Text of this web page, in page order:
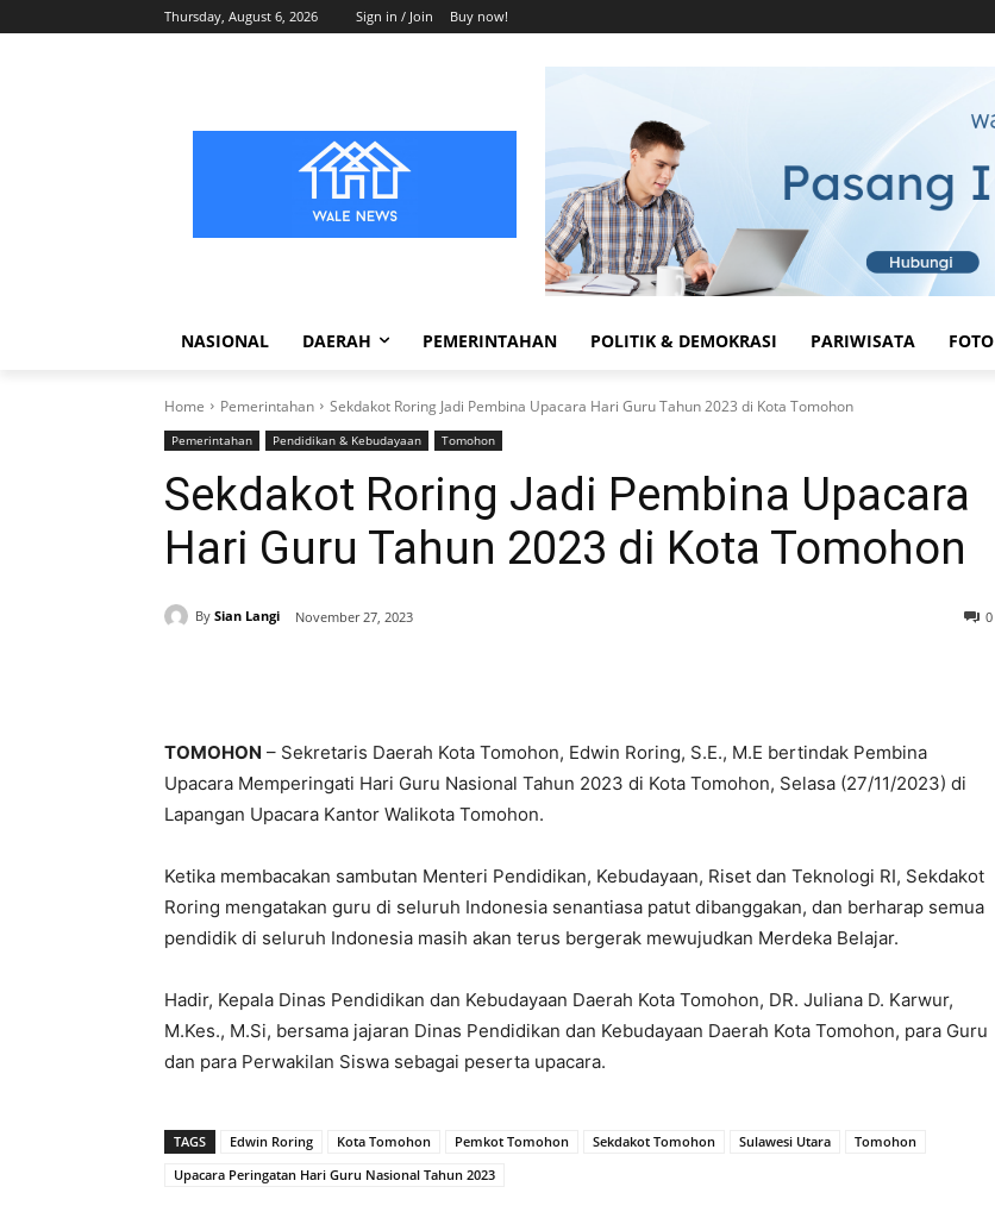
Thursday, August 6, 2026 Sign in / Join Buy now!
NASIONAL DAERAH PEMERINTAHAN POLITIK & DEMOKRASI PARIWISATA FOTO
Home Pemerintahan Sekdakot Roring Jadi Pembina Upacara Hari Guru Tahun 2023 di Kota Tomohon
Pemerintahan Pendidikan & Kebudayaan Tomohon
Sekdakot Roring Jadi Pembina Upacara
Hari Guru Tahun 2023 di Kota Tomohon
By Sian Langi November 27, 2023 0
TOMOHON – Sekretaris Daerah Kota Tomohon, Edwin Roring, S.E., M.E bertindak Pembina
Upacara Memperingati Hari Guru Nasional Tahun 2023 di Kota Tomohon, Selasa (27/11/2023) di
Lapangan Upacara Kantor Walikota Tomohon.
Ketika membacakan sambutan Menteri Pendidikan, Kebudayaan, Riset dan Teknologi RI, Sekdakot
Roring mengatakan guru di seluruh Indonesia senantiasa patut dibanggakan, dan berharap semua
pendidik di seluruh Indonesia masih akan terus bergerak mewujudkan Merdeka Belajar.
Hadir, Kepala Dinas Pendidikan dan Kebudayaan Daerah Kota Tomohon, DR. Juliana D. Karwur,
M.Kes., M.Si, bersama jajaran Dinas Pendidikan dan Kebudayaan Daerah Kota Tomohon, para Guru
dan para Perwakilan Siswa sebagai peserta upacara.
TAGS Edwin Roring Kota Tomohon Pemkot Tomohon Sekdakot Tomohon Sulawesi Utara
Tomohon
Upacara Peringatan Hari Guru Nasional Tahun 2023